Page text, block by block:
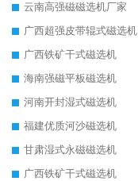
云南高强磁磁选机厂家
广西超强皮带辊式磁选机
广西铁矿干式磁选机
海南强磁平板磁选机
河南开封湿式磁选机
福建优质河沙磁选机
甘肃湿式永磁磁选机
广西铁矿干式磁选机